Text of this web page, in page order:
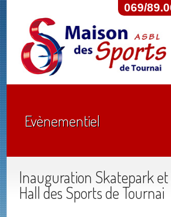
069/
Evènementiel
Inauguration Skatepark
Hall des Sports de Tournai